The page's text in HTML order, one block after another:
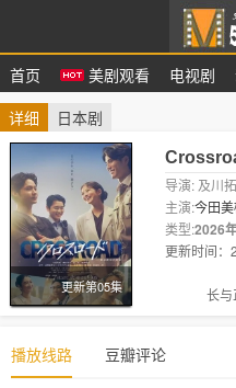
首页 美剧观看 电视剧
详细 日本剧
更新第05集
导演: 及川
主演:今田
类型:2026
更新时间：
围
长与
播放线路 豆瓣评论